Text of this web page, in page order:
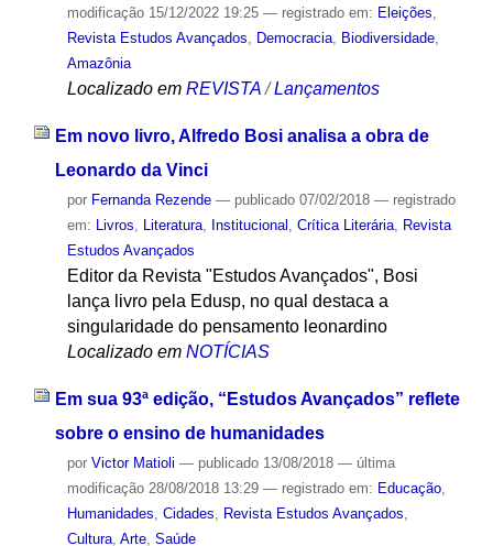
modificação15/12/2022 19:25 — registrado em: Eleições,
Revista Estudos Avançados, Democracia, Biodiversidade,
Amazônia
Localizado em REVISTA /Lançamentos
Em novo livro, Alfredo Bosi analisa a obra de
Leonardo da Vinci
por Fernanda Rezende — publicado07/02/2018 — registrado
em: Livros, Literatura, Institucional , Crítica Literária, Revista
Estudos Avançados
Editor da Revista "Estudos Avançados", Bosi
lança livro pela Edusp, no qual destaca a
singularidade do pensamento leonardino
Localizado em NOTÍCIAS
Em sua 93ª edição, “Estudos Avançados” reflete
sobre o ensino de humanidades
por Victor Matioli — publicado13/08/2018 — última
modificação28/08/2018 13:29 — registrado em: Educação,
Humanidades Cidades Revista Estudos Avançados
Cultura, Arte, Saúde